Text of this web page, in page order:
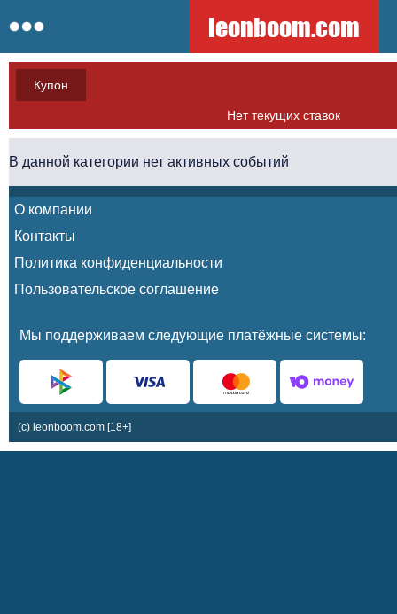
leonboom.com
Купон
Нет текущих ставок
В данной категории нет активных событий
О компании
Контакты
Политика конфиденциальности
Пользовательское соглашение
Мы поддерживаем следующие платёжные системы:
(c) leonboom.com [18+]